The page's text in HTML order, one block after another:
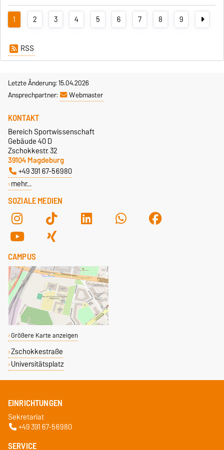
1 2 3 4 5 6 7 8 9
RSS
Letzte Änderung: 15.04.2026
Ansprechpartner:
Webmaster
SOZIALE MEDIEN
KONTAKT
Bereich Sportwissenschaft
Gebäude 40 D
Zschokkestr. 32
39104 Magdeburg
+49 391 67-56980
mehr…
CAMPUS
Größere Karte anzeigen
Zschokkestraße
Universitätsplatz
EINRICHTUNGEN
Sekretariat
+49 391 67-56980
SERVICE